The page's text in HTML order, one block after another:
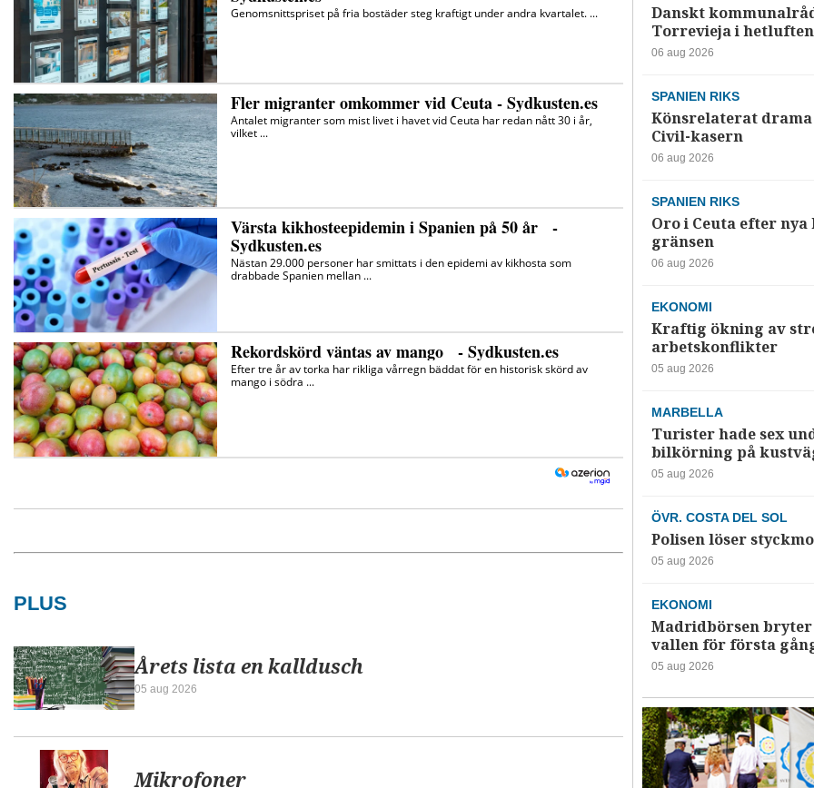
PLUS
Årets lista en kalldusch
05 aug 2026
Mikrofoner
Danskt
Torrevieja i hetluften
06 aug 2026
SPANIEN RIKS
Könsrelaterat
Civil-kasern
06 aug 2026
SPANIEN RIKS
Oro i Ceuta efter
gränsen
06 aug 2026
EKONOMI
Kraftig ökning av
arbetskonflikter
05 aug 2026
MARBELLA
Turister hade sex
bilkörning på
05 aug 2026
ÖVR. COSTA DEL SOL
Polisen löser
05 aug 2026
EKONOMI
Madridbörsen bryter
vallen för första
05 aug 2026